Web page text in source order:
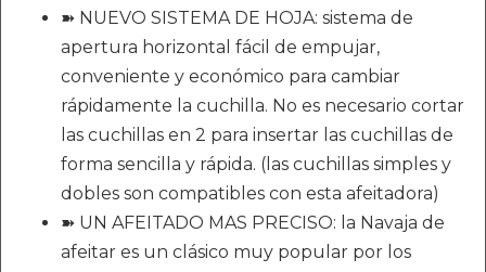
➽ NUEVO SISTEMA DE HOJA: sistema de
apertura horizontal fácil de empujar,
conveniente y económico para cambiar
rápidamente la cuchilla. No es necesario cortar
las cuchillas en 2 para insertar las cuchillas de
forma sencilla y rápida. (las cuchillas simples y
dobles son compatibles con esta afeitadora)
➽ UN AFEITADO MAS PRECISO: la Navaja de
afeitar es un clásico muy popular por los